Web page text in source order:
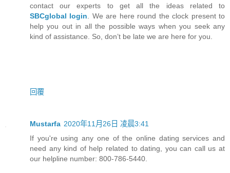
contact our experts to get all the ideas related to
SBCglobal login . We are here round the clock present to
help you out in all the possible ways when you seek any
kind of assistance. So, don’t be late we are here for you.
回覆
Mustarfa 2020年11月26日 凌晨3:41
If you're using any one of the online dating services and
need any kind of help related to dating, you can call us at
our helpline number: 800-786-5440.